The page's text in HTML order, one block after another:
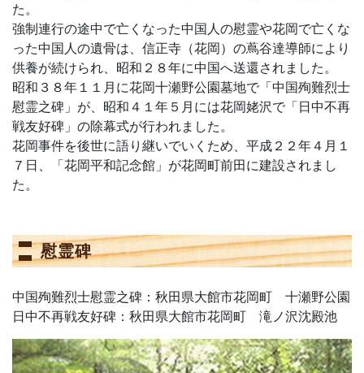
た。
強制連行の途中で亡くなった中国人の慰霊や花岡で亡くな
った中国人の遺骨は、信正寺（花岡）の蔦谷達導師により
供養が続けられ、昭和２８年に中国へ送還されました。
昭和３８年１１月に花岡十瀬野公園墓地で「中国殉難烈士
慰霊之碑」が、昭和４１年５月には花岡姥沢で「日中不再
戦友好碑」の除幕式が行われました。
花岡事件を後世に語り継いでいくため、平成２２年４月１
７日、「花岡平和記念館」が花岡町前田に建設されまし
た。
慰霊碑
中国殉難烈士慰霊之碑：秋田県大館市花岡町 十瀬野公園
日中不再戦友好碑：秋田県大館市花岡町 滝ノ沢沈殿池